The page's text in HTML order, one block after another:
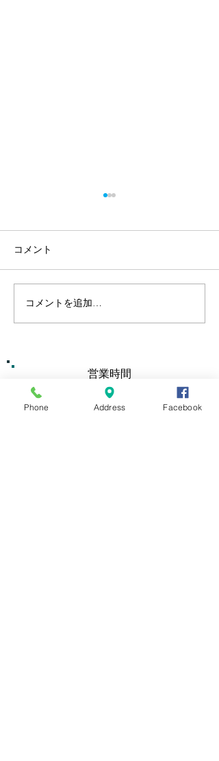
蓮花ランチ・前半を終え
て
コメント
コメントを追加…
営業時間
11:30～14:00
​17:00～22:00（LO 21:30）
Phone Address Facebook